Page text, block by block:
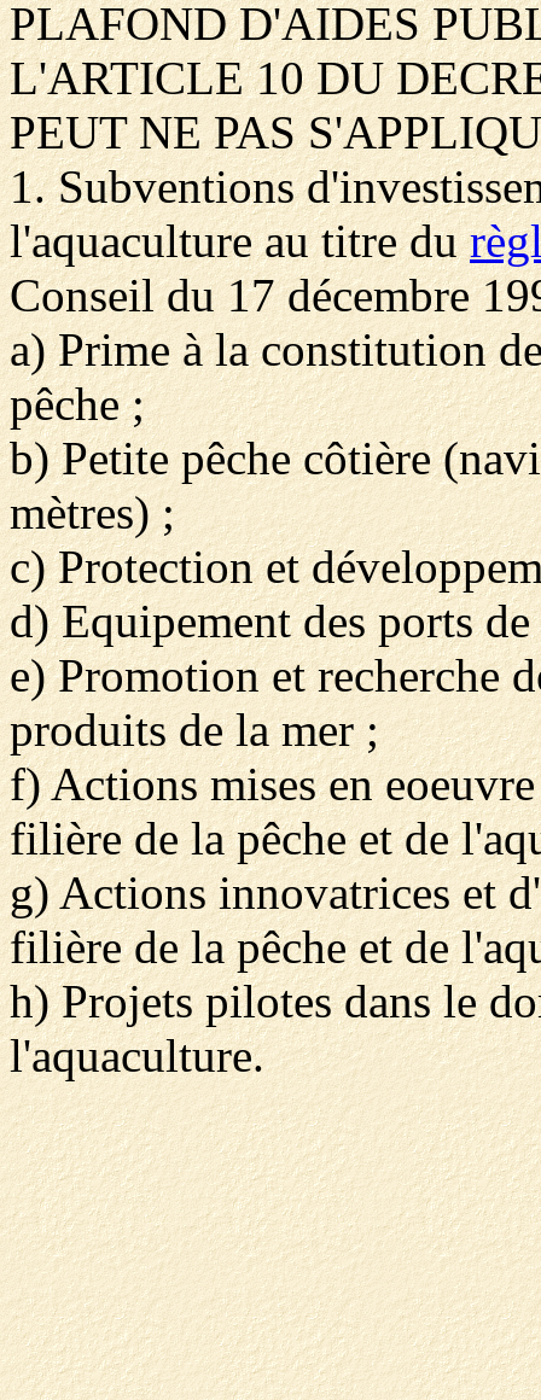
PLAFOND D'AIDES
L'ARTICLE 10 DU
PEUT NE PAS
1. Subventions
l'aquaculture au titre du
Conseil du 17 décembre
a) Prime à la constitution
pêche ;
b) Petite pêche côtière
mètres) ;
c) Protection et
d) Equipement des ports de
e) Promotion et recherche
produits de la mer ;
f) Actions mises en
filière de la pêche et de
g) Actions innovatrices et
filière de la pêche et de
h) Projets pilotes dans le
l'aquaculture.